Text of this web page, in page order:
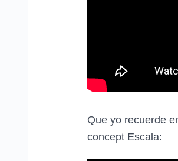
Que yo recuerde
concept Escala: